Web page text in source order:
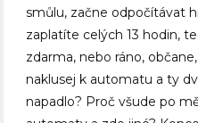
smůlu, začne odpočítávat
zaplatíte celých 13 hodin,
zdarma, nebo ráno,
naklusej k automatu a ty
napadlo? Proč všude po